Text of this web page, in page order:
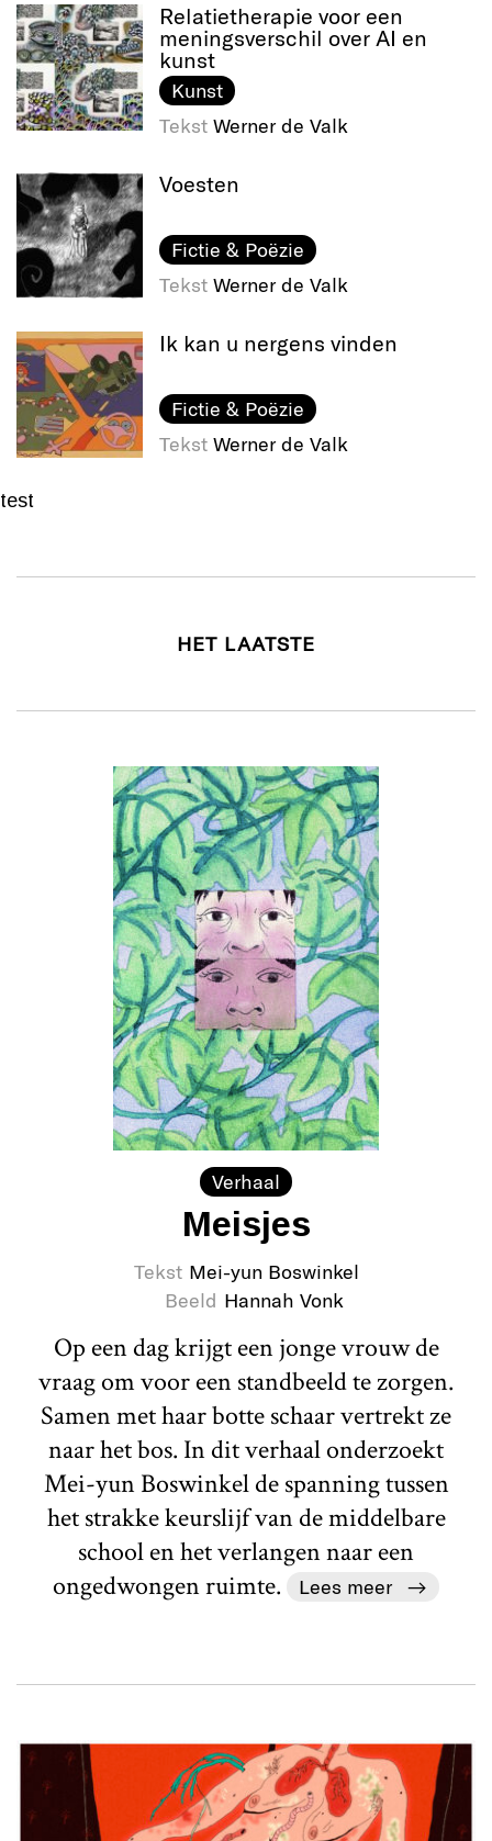
Relatietherapie voor een
meningsverschil over AI en
kunst
Kunst
Tekst Werner de Valk
Voesten
Fictie & Poëzie
Tekst Werner de Valk
Ik kan u nergens vinden
Fictie & Poëzie
Tekst Werner de Valk
test
HET LAATSTE
Verhaal
Meisjes
Tekst Mei-yun Boswinkel
Beeld Hannah Vonk
Op een dag krijgt een jonge vrouw de
vraag om voor een standbeeld te zorgen.
Samen met haar botte schaar vertrekt ze
naar het bos. In dit verhaal onderzoekt
Mei-yun Boswinkel de spanning tussen
het strakke keurslijf van de middelbare
school en het verlangen naar een
ongedwongen ruimte.
Lees meer